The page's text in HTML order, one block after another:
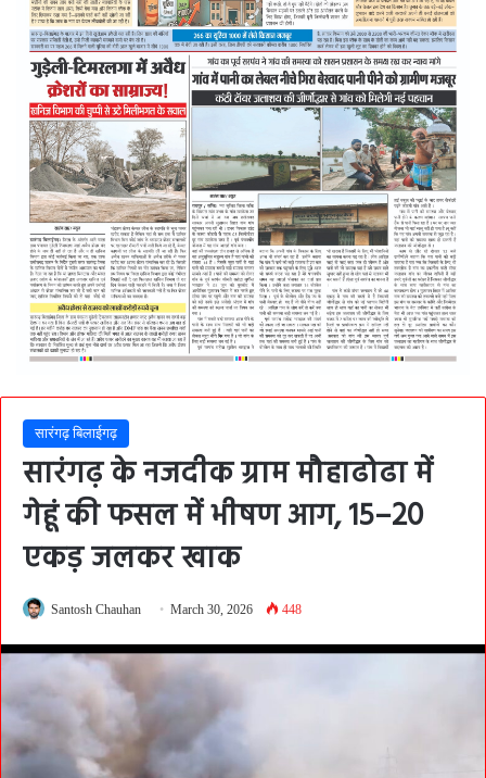
सारंगढ़ बिलाईगढ़
सारंगढ़ के नजदीक ग्राम मौहाढोढा में
गेहूं की फसल में भीषण आग, 15–20
एकड़ जलकर खाक
Santosh Chauhan March 30, 2026 448